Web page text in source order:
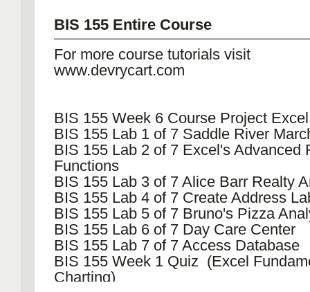
BIS 155 Entire Course
For more course tutorials visit
www.devrycart.com
BIS 155 Week 6 Course Project
BIS 155 Lab 1 of 7 Saddle River
BIS 155 Lab 2 of 7 Excel's Advanced
Functions
BIS 155 Lab 3 of 7 Alice Barr Realty
BIS 155 Lab 4 of 7 Create Address
BIS 155 Lab 5 of 7 Bruno's Pizza
BIS 155 Lab 6 of 7 Day Care Center
BIS 155 Lab 7 of 7 Access Database
BIS 155 Week 1 Quiz (Excel
Charting)